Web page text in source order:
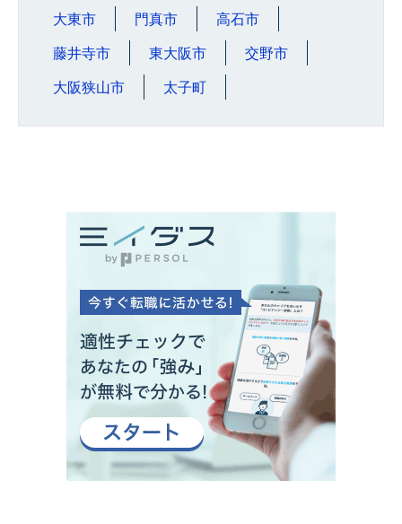
大東市 門真市 高石市
藤井寺市 東大阪市 交野市
大阪狭山市 太子町